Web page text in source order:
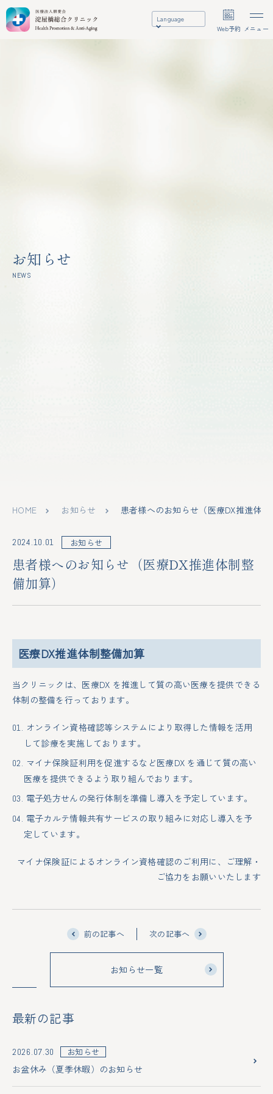
Language
Web予約 メニュー
お知らせ
NEWS
HOME お知らせ 患者様へのお知らせ（医療DX推進体
2024.10.01 お知らせ
患者様へのお知らせ（医療DX推進体制整
備加算）
医療DX推進体制整備加算
当クリニックは、医療DX を推進して質の高い医療を提供できる
体制の整備を行っております。
オンライン資格確認等システムにより取得した情報を活用
して診療を実施しております。
マイナ保険証利用を促進するなど医療DX を通じて質の高い
医療を提供できるよう取り組んでおります。
電子処方せんの発行体制を準備し導入を予定しています。
電子カルテ情報共有サービスの取り組みに対応し導入を予
定しています。
マイナ保険証によるオンライン資格確認のご利用に、ご理解・
ご協力をお願いいたします
前の記事へ 次の記事へ
お知らせ一覧
最新の記事
2026.07.30 お知らせ
お盆休み（夏季休暇）のお知らせ